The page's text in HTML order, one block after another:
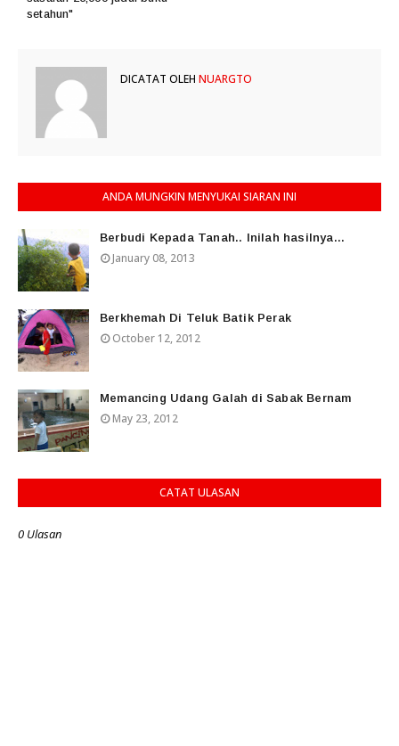
setahun"
DICATAT OLEH NUARGTO
ANDA MUNGKIN MENYUKAI SIARAN INI
Berbudi Kepada Tanah.. Inilah hasilnya...
January 08, 2013
Berkhemah Di Teluk Batik Perak
October 12, 2012
Memancing Udang Galah di Sabak Bernam
May 23, 2012
CATAT ULASAN
0 Ulasan